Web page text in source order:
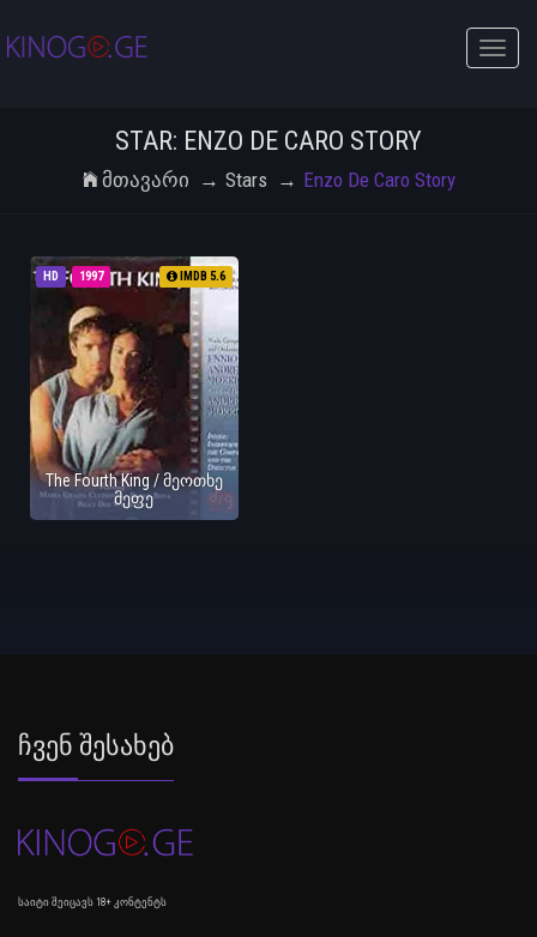
Toggle
STAR: ENZO DE CARO STORY
Მთავარი Stars Enzo De Caro Story
HD 1997 IMDB 5.6
The Fourth King / მეოთხე
მეფე
Ჩვენ Შესახებ
საიტი შეიცავს 18+ კონტენტს